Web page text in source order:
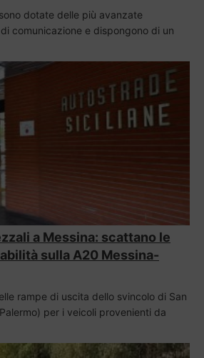
dotate delle più avanzate
comunicazione e dispongono di un
a Messina: scattano le
sulla A20 Messina-
rampe di uscita dello svincolo di San
per i veicoli provenienti da